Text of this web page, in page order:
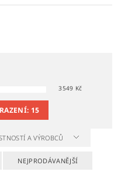
3549 Kč
15
A VÝROBCŮ
NEJPRODÁVANĚJŠÍ